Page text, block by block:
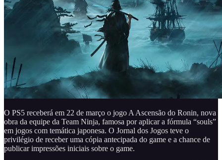
O PS5 receberá em 22 de março o jogo A Ascensão do Ronin, nova
obra da equipe da Team Ninja, famosa por aplicar a fórmula “souls”
em jogos com temática japonesa. O Jornal dos Jogos teve o
privilégio de receber uma cópia antecipada do game e a chance de
publicar impressões iniciais sobre o game.